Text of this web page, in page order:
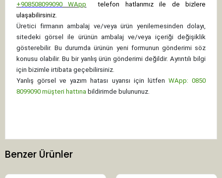
+908508099090 WApp
telefon hatlarımız ile de bizlere
ulaşabilirsiniz.
Üretici firmanın ambalaj ve/veya ürün yenilemesinden dolayı,
sitedeki görsel ile ürünün ambalaj ve/veya içeriği değişiklik
gösterebilir. Bu durumda ürünün yeni formunun gönderimi söz
konusu olabilir. Bu bir yanlış ürün gönderimi değildir. Ayrıntılı bilgi
için bizimle irtibata geçebilirsiniz.
Yanlış görsel ve yazım hatası uyarısı için lütfen WApp: 0850
8099090 müşteri hattına bildirimde bulununuz.
Benzer Ürünler